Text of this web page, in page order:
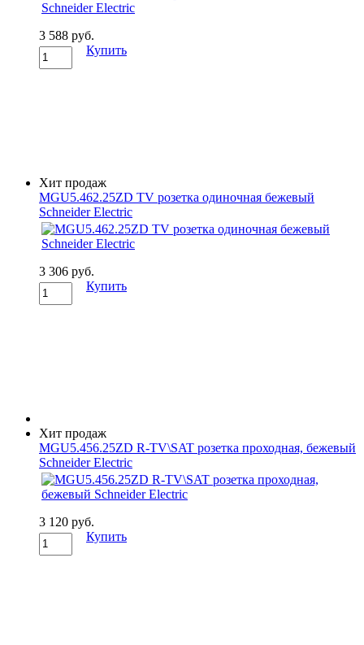
3 588 руб.
Купить
Хит продаж
MGU5.462.25ZD TV розетка одиночная бежевый
Schneider Electric
3 306 руб.
Купить
Хит продаж
MGU5.456.25ZD R-TV\SAT розетка проходная, бежевый
Schneider Electric
3 120 руб.
Купить